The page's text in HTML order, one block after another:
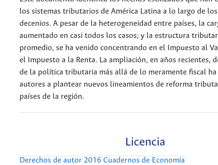
los sistemas tributarios de América Latina a lo largo de
decenios. A pesar de la heterogeneidad entre países, la
aumentado en casi todos los casos; y la estructura
promedio, se ha venido concentrando en el Impuesto al
el Impuesto a la Renta. La ampliación, en años recientes,
de la política tributaria más allá de lo meramente fiscal
autores a plantear nuevos lineamientos de reforma
países de la región.
Licencia
Derechos de autor 2016 Cuadernos de Economía